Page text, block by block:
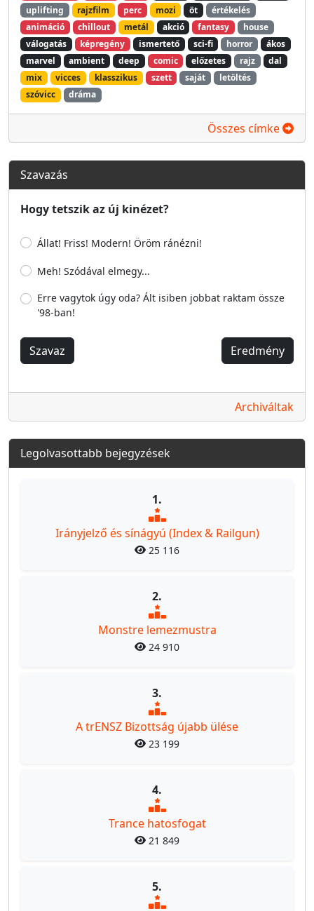
uplifting
rajzfilm perc mozi öt
értékelés
animáció
chillout metál akció fantasy
house
válogatás
képregény ismertető sci-fi horror
ákos
marvel
ambient deep comic előzetes rajz
dal
mix
vicces klasszikus szett saját
letöltés
szóvicc
dráma
Összes címke
Szavazás
Hogy tetszik az új kinézet?
Állat! Friss! Modern! Öröm ránézni!
Meh! Szódával elmegy...
Erre vagytok úgy oda? Ált isiben jobbat raktam össze
'98-ban!
Szavaz Eredmény
Archiváltak
Legolvasottabb bejegyzések
1.
Irányjelző és sínágyú (Index & Railgun)
25 116
2.
Monstre lemezmustra
24 910
3.
A trENSZ Bizottság újabb ülése
23 199
4.
Trance hatosfogat
21 849
5.